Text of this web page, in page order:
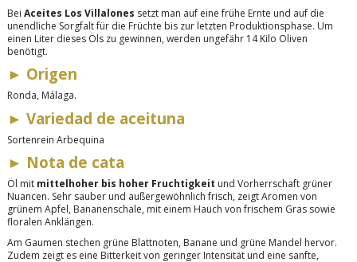
Bei Aceites Los Villalones setzt man auf eine frühe Ernte und auf die
unendliche Sorgfalt für die Früchte bis zur letzten Produktionsphase. Um
einen Liter dieses Öls zu gewinnen, werden ungefähr 14 Kilo Oliven
benötigt.
► Origen
Ronda, Málaga.
► Variedad de aceituna
Sortenrein Arbequina
► Nota de cata
Öl mit mittelhoher bis hoher Fruchtigkeit und Vorherrschaft grüner
Nuancen. Sehr sauber und außergewöhnlich frisch, zeigt Aromen von
grünem Apfel, Bananenschale, mit einem Hauch von frischem Gras sowie
floralen Anklängen.
Am Gaumen stechen grüne Blattnoten, Banane und grüne Mandel hervor.
Zudem zeigt es eine Bitterkeit von geringer Intensität und eine sanfte,